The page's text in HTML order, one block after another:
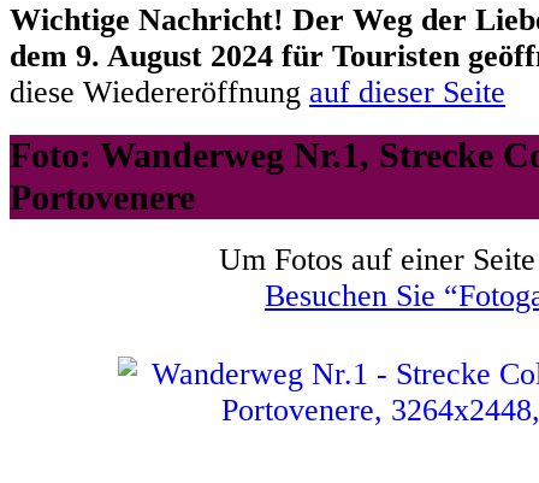
Wichtige Nachricht! Der Weg der
dem 9. August 2024 für Touristen
diese Wiedereröffnung auf dieser Seite
Foto: Wanderweg Nr.1, Strecke
Portovenere
Um Fotos auf einer
Besuchen Sie